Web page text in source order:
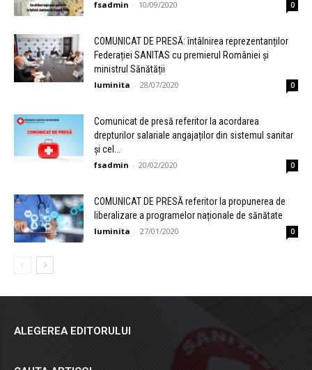
fsadmin - 10/09/2020 0
COMUNICAT DE PRESĂ: întâlnirea reprezentanților
Federației SANITAS cu premierul României și
ministrul Sănătății
luminita - 28/07/2020 0
Comunicat de presă referitor la acordarea
drepturilor salariale angajaților din sistemul sanitar
și cel...
fsadmin - 20/02/2020 0
COMUNICAT DE PRESĂ referitor la propunerea de
liberalizare a programelor naționale de sănătate
luminita - 27/01/2020 0
ALEGEREA EDITORULUI